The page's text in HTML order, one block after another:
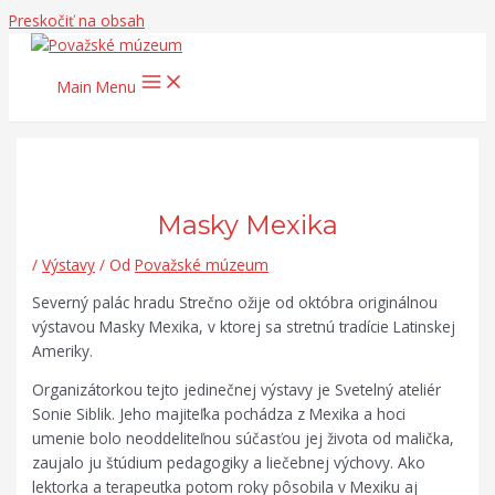
Preskočiť na obsah
Main Menu
Masky Mexika
/Výstavy / Od Považské múzeum
Severný palác hradu Strečno ožije od októbra originálnou
výstavou Masky Mexika, v ktorej sa stretnú tradície Latinskej
Ameriky.
Organizátorkou tejto jedinečnej výstavy je Svetelný ateliér
Sonie Siblik. Jeho majiteľka pochádza z Mexika a hoci
umenie bolo neoddeliteľnou súčasťou jej života od malička,
zaujalo ju štúdium pedagogiky a liečebnej výchovy. Ako
lektorka a terapeutka potom roky pôsobila v Mexiku aj